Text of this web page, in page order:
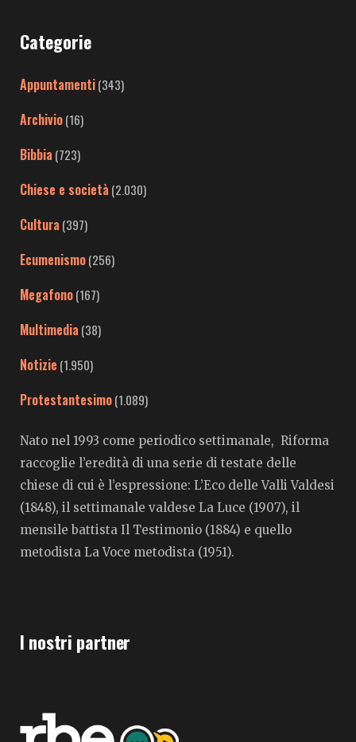
Categorie
Appuntamenti(343)
Archivio(16)
Bibbia (723)
Chiese e società (2.030)
Cultura (397)
Ecumenismo(256)
Megafono(167)
Multimedia (38)
Notizie (1.950)
Protestantesimo(1.089)
Nato nel 1993 come periodico settimanale, Riforma
raccoglie l’eredità di una serie di testate delle
chiese di cui è l’espressione: L’Eco delle Valli Valdesi
(1848), il settimanale valdese La Luce (1907), il
mensile battista Il Testimonio (1884) e quello
metodista La Voce metodista (1951).
I nostri partner